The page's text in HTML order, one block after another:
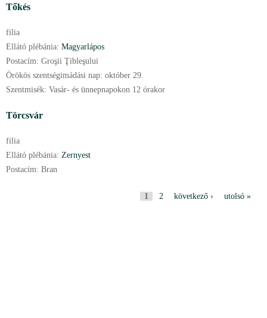
Tőkés
filia
Ellátó plébánia: Magyarlápos
Postacím: Groşii Ţibleşului
Örökös szentségimádási nap: október 29.
Szentmisék: Vasár- és ünnepnapokon 12 órakor
Törcsvár
filia
Ellátó plébánia: Zernyest
Postacím: Bran
1 2 következő › utolsó »